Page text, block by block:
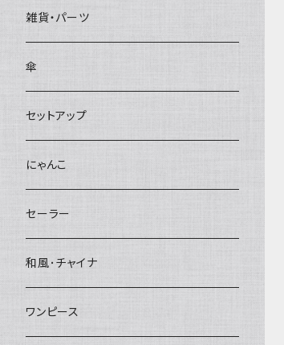
雑貨・パーツ
傘
セットアップ
にゃんこ
セーラー
和風･チャイナ
ワンピース